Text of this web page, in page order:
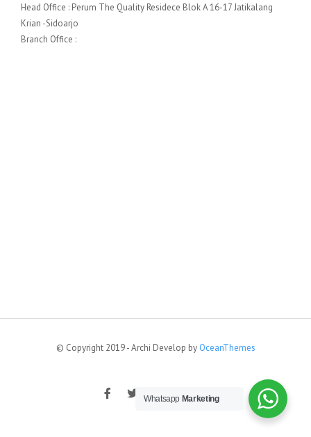
Head Office : Perum The Quality Residece Blok A 16-17 Jatikalang
Krian -Sidoarjo
Branch Office :
© Copyright 2019 - Archi Develop by OceanThemes
Whatsapp Marketing